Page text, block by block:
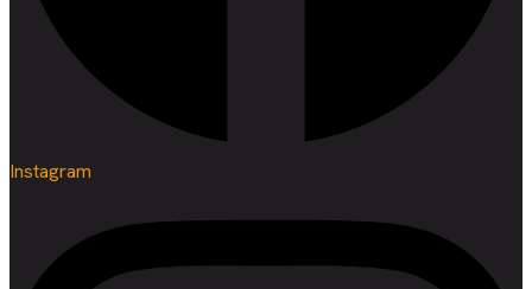
Instagram